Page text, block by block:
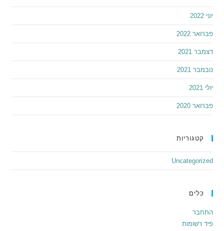
יוני 2022
פברואר 2022
דצמבר 2021
נובמבר 2021
יולי 2021
פברואר 2020
קטגוריות
Uncategorized
כלים
התחבר
פיד רשומות